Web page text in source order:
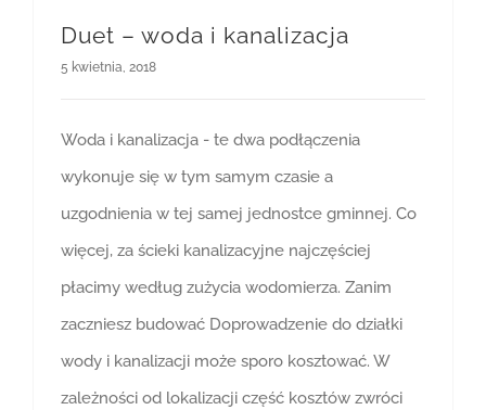
Duet – woda i kanalizacja
5 kwietnia, 2018
Woda i kanalizacja - te dwa podłączenia
wykonuje się w tym samym czasie a
uzgodnienia w tej samej jednostce gminnej. Co
więcej, za ścieki kanalizacyjne najczęściej
płacimy według zużycia wodomierza. Zanim
zaczniesz budować Doprowadzenie do działki
wody i kanalizacji może sporo kosztować. W
zależności od lokalizacji część kosztów zwróci